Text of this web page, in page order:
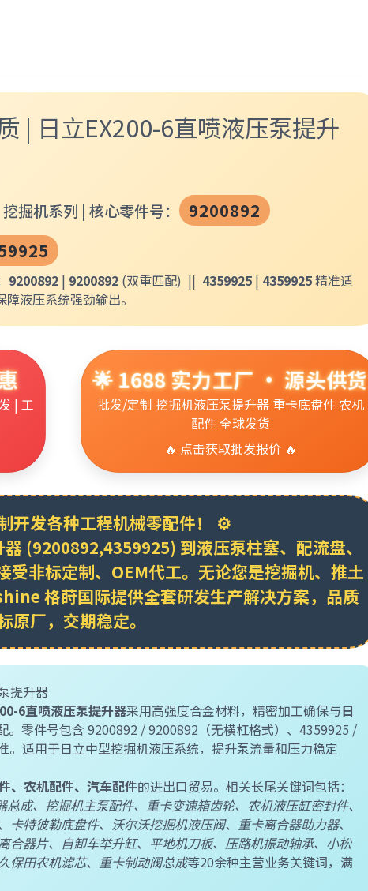
| 日立EX200-6直喷液压泵提升
挖掘机系列 | 核心零件号：
9200892
9200892 | 9200892 (双重匹配) || 4359925 | 4359925精准适
液压系统强劲输出。
| 工
🌟 1688 实力工厂 · 源头供货
批发/定制 挖掘机液压泵提升器 重卡底盘件 农机
配件 全球发货
🔥 点击获取批发报价 🔥
开发各种工程机械零配件！ ⚙️
(9200892,4359925) 到液压泵柱塞、配流盘、
受非标定制、OEM代工。无论您是挖掘机、推土
格莳国际提供全套研发生产解决方案，品质
原厂，交期稳定。
提升器
6直喷液压泵提升器采用高强度合金材料，精密加工确保与日
。零件号包含 9200892 /9200892 （无横杠格式）、 4359925 /
。适用于日立中型挖掘机液压系统，提升泵流量和压力稳定
、农机配件、汽车配件的进出口贸易。相关长尾关键词包括：
成、挖掘机主泵配件、重卡变速箱齿轮、农机液压缸密封件、
特彼勒底盘件、沃尔沃挖掘机液压阀、重卡离合器助力器、
合器片、自卸车举升缸、平地机刀板、压路机振动轴承、小松
保田农机滤芯、重卡制动阀总成等20余种主营业务关键词，满